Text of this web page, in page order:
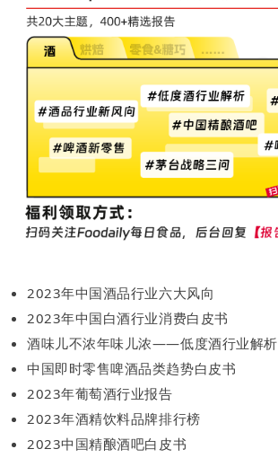
2023年中国酒品行业六大风向
2023年中国白酒行业消费白皮书
酒味儿不浓年味儿浓——低度酒行业解析
中国即时零售啤酒品类趋势白皮书
2023年葡萄酒行业报告
2023年酒精饮料品牌排行榜
2023中国精酿酒吧白皮书